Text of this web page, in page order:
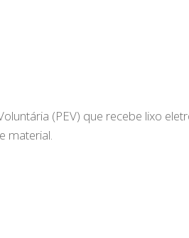
(PEV) que recebe lixo
material.